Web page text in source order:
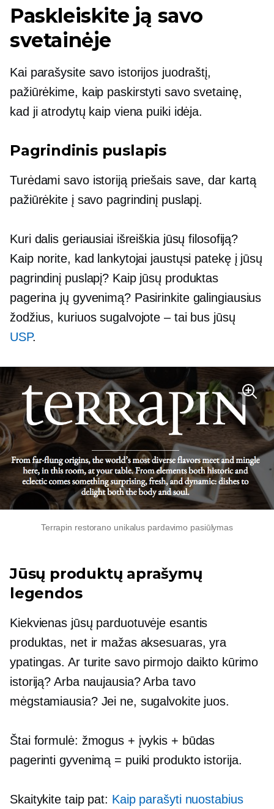
Paskleiskite ją savo
svetainėje
Kai parašysite savo istorijos juodraštį,
pažiūrėkime, kaip paskirstyti savo svetainę,
kad ji atrodytų kaip viena puiki idėja.
Pagrindinis puslapis
Turėdami savo istoriją priešais save, dar kartą
pažiūrėkite į savo pagrindinį puslapį.
Kuri dalis geriausiai išreiškia jūsų filosofiją?
Kaip norite, kad lankytojai jaustųsi patekę į jūsų
pagrindinį puslapį? Kaip jūsų produktas
pagerina jų gyvenimą? Pasirinkite galingiausius
žodžius, kuriuos sugalvojote – tai bus jūsų
USP.
Terrapin restorano unikalus pardavimo pasiūlymas
Jūsų produktų aprašymų
legendos
Kiekvienas jūsų parduotuvėje esantis
produktas, net ir mažas aksesuaras, yra
ypatingas. Ar turite savo pirmojo daikto kūrimo
istoriją? Arba naujausia? Arba tavo
mėgstamiausia? Jei ne, sugalvokite juos.
Štai formulė: žmogus + įvykis + būdas
pagerinti gyvenimą = puiki produkto istorija.
Skaitykite taip pat: Kaip parašyti nuostabius